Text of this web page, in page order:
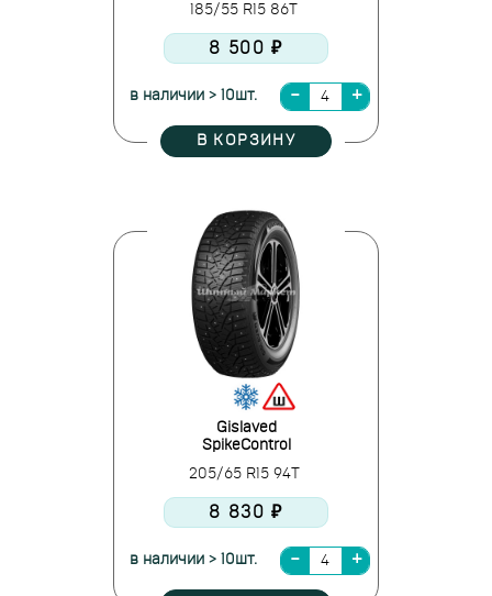
185/55 R15 86T
8 500 ₽
в наличии > 10шт.
В КОРЗИНУ
Gislaved
SpikeControl
205/65 R15 94T
8 830 ₽
в наличии > 10шт.